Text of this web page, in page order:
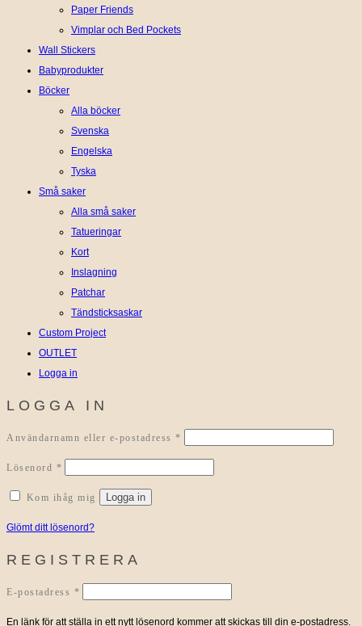
Paper Friends
Vimplar och Bed Pockets
Wall Stickers
Babyprodukter
Böcker
Alla böcker
Svenska
Engelska
Tyska
Små saker
Alla små saker
Tatueringar
Kort
Inslagning
Patchar
Tändsticksaskar
Custom Project
OUTLET
Logga in
LOGGA IN
Användarnamn eller e-postadress *
Lösenord *
Kom ihåg mig Logga in
Glömt ditt lösenord?
REGISTRERA
E-postadress *
En länk för att ställa in ett nytt lösenord kommer att skickas till din e-postadress.